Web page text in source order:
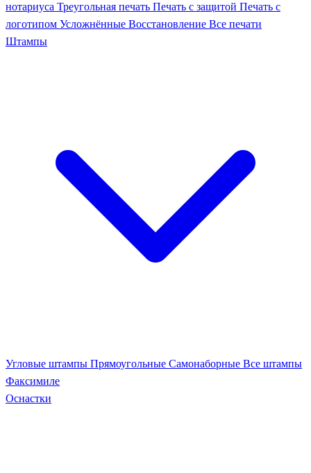
нотариуса Треугольная печать Печать с защитой Печать с
логотипом Усложнённые Восстановление Все печати
Штампы
Угловые штампы Прямоугольные Самонаборные Все штампы
Факсимиле
Оснастки